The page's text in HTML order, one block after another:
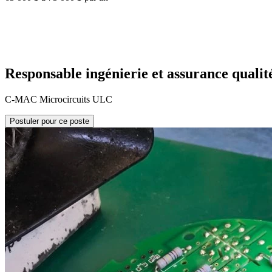
Responsable ingénierie et assurance
C-MAC Microcircuits ULC
Postuler pour ce poste